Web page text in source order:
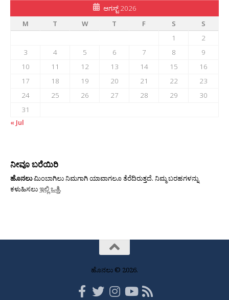
ಆಗಸ್ಟ್ 2026
M
T W T F S
S
1
2
3
4 5 6 7 8
9
10
11 12 13 14 15
16
17
18 19 20 21 22
23
24
25 26 27 28 29
30
31
« Jul
ನೀವೂ ಬರೆಯಿರಿ
ಹೊನಲುಮಿಂಬಾಗಿಲು ನಿಮಗಾಗಿ ಯಾವಾಗಲೂ ತೆರೆದಿರುತ್ತದೆ. ನಿಮ್ಮ ಬರಹಗಳನ್ನು
ಕಳುಹಿಸಲುಇಲ್ಲಿ ಒತ್ತಿ.
ಹೊನಲು © 2026.